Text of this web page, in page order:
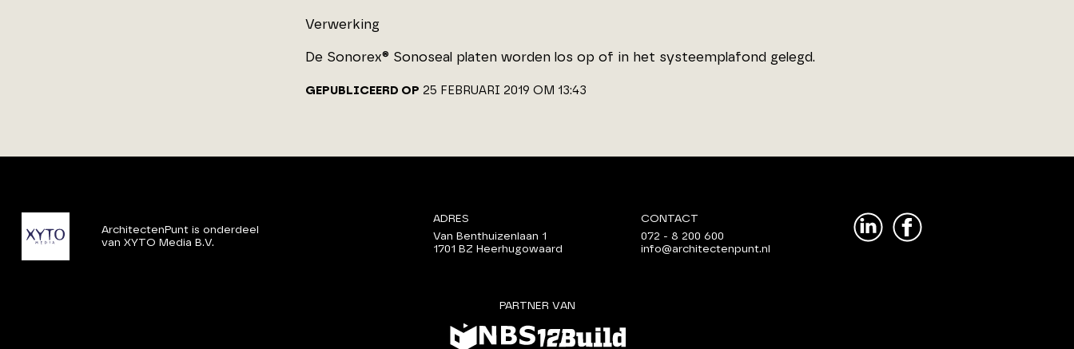
Verwerking
De Sonorex® Sonoseal platen worden los op of in het systeemplafond gelegd.
GEPUBLICEERD OP 25 FEBRUARI 2019 OM 13:43
ArchitectenPunt is onderdeel
van XYTO Media B.V.
ADRES
Van Benthuizenlaan 1
1701 BZ Heerhugowaard
CONTACT
072 - 8 200 600
info@architectenpunt.nl
PARTNER VAN